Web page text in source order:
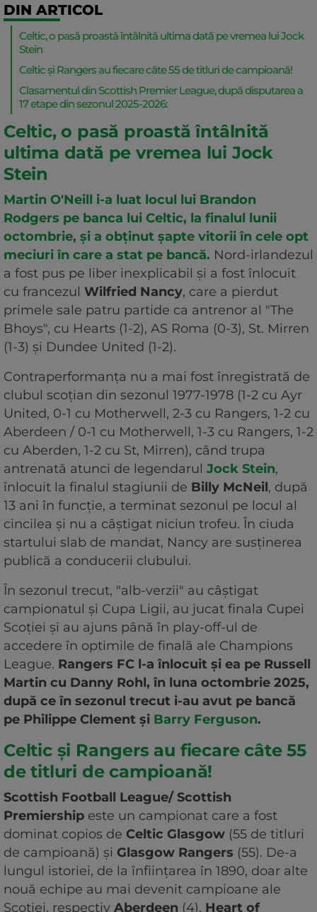
DIN ARTICOL
Celtic, o pasă proastă întâlnită ultima dată pe vremea lui Jock
Stein
Celtic și Rangers au fiecare câte 55 de titluri de campioană!
Clasamentul din Scottish Premier League, după disputarea a
17 etape din sezonul 2025-2026:
Celtic, o pasă proastă întâlnită
ultima dată pe vremea lui Jock
Stein
Martin O'Neill i-a luat locul lui Brandon
Rodgers pe banca lui Celtic, la finalul lunii
octombrie, și a obținut șapte vitorii în cele opt
meciuri în care a stat pe bancă. Nord-irlandezul
a fost pus pe liber inexplicabil și a fost înlocuit
cu francezul Wilfried Nancy, care a pierdut
primele sale patru partide ca antrenor al "The
Bhoys", cu Hearts (1-2), AS Roma (0-3), St. Mirren
(1-3) și Dundee United (1-2).
Contraperformanța nu a mai fost înregistrată de
clubul scoțian din sezonul 1977-1978 (1-2 cu Ayr
United, 0-1 cu Motherwell, 2-3 cu Rangers, 1-2 cu
Aberdeen / 0-1 cu Motherwell, 1-3 cu Rangers, 1-2
cu Aberden, 1-2 cu St, Mirren), când trupa
antrenată atunci de legendarul Jock Stein,
înlocuit la finalul stagiunii de Billy McNeil, după
13 ani în funcție, a terminat sezonul pe locul al
cincilea și nu a câștigat niciun trofeu. În ciuda
startului slab de mandat, Nancy are susținerea
publică a conducerii clubului.
În sezonul trecut, "alb-verzii" au câștigat
campionatul și Cupa Ligii, au jucat finala Cupei
Scoției și au ajuns până în play-off-ul de
accedere în optimile de finală ale Champions
League. Rangers FC l-a înlocuit și ea pe Russell
Martin cu Danny Rohl, în luna octombrie 2025,
după ce în sezonul trecut i-au avut pe bancă
pe Philippe Clement și Barry Ferguson.
Celtic și Rangers au fiecare câte 55
de titluri de campioană!
Scottish Football League/ Scottish
Premiership este un campionat care a fost
dominat copios de Celtic Glasgow (55 de titluri
de campioană) și Glasgow Rangers (55). De-a
lungul istoriei, de la înființarea în 1890, doar alte
nouă echipe au mai devenit campioane ale
Scoției, respectiv Aberdeen (4), Heart of